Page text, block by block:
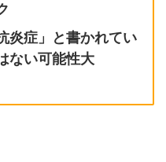
炎症」と書かれてい
ない可能性大